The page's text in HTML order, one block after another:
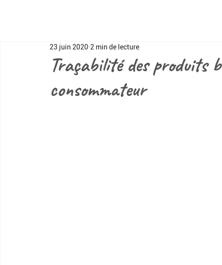
Traçabilité des produits
consommateur
23 juin 2020 2 min de lecture